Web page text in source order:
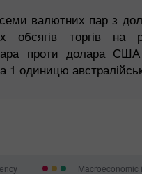
валютних пар з
обсягів торгів на
проти долара США
1 одиницю
Macroeconomic